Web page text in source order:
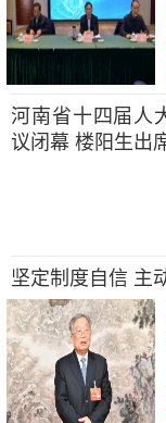
河南省十四届人
议闭幕 楼阳生出
坚定制度自信 主